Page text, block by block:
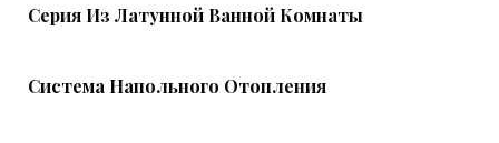
Серия Из Латунной Ванной Комнаты
Система Напольного Отопления